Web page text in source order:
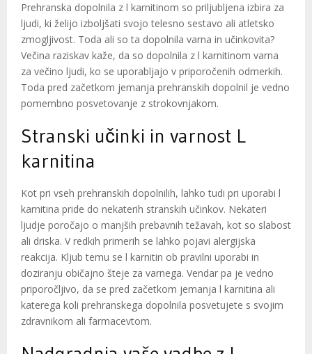
Prehranska dopolnila z l karnitinom so priljubljena izbira za
ljudi, ki želijo izboljšati svojo telesno sestavo ali atletsko
zmogljivost. Toda ali so ta dopolnila varna in učinkovita?
Večina raziskav kaže, da so dopolnila z l karnitinom varna
za večino ljudi, ko se uporabljajo v priporočenih odmerkih.
Toda pred začetkom jemanja prehranskih dopolnil je vedno
pomembno posvetovanje z strokovnjakom.
Stranski učinki in varnost L
karnitina
Kot pri vseh prehranskih dopolnilih, lahko tudi pri uporabi l
karnitina pride do nekaterih stranskih učinkov. Nekateri
ljudje poročajo o manjših prebavnih težavah, kot so slabost
ali driska. V redkih primerih se lahko pojavi alergijska
reakcija. Kljub temu se l karnitin ob pravilni uporabi in
doziranju običajno šteje za varnega. Vendar pa je vedno
priporočljivo, da se pred začetkom jemanja l karnitina ali
katerega koli prehranskega dopolnila posvetujete s svojim
zdravnikom ali farmacevtom.